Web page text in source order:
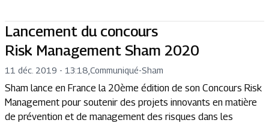
Lancement du concours
Risk Management Sham 2020
11 déc. 2019 - 13:18 Communiqué-Sham
Sham lance en France la 20ème édition de son Concours Risk
Management pour soutenir des projets innovants en matière
de prévention et de management des risques dans les